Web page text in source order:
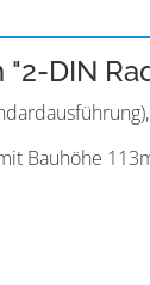
DIN
Bauhöhe